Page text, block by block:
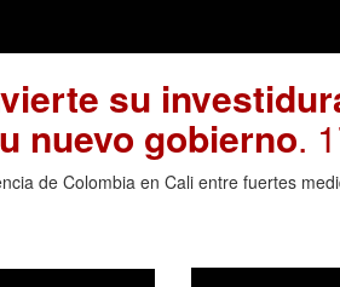
su
nuevo gobierno.
de Colombia en Cali entre fuertes